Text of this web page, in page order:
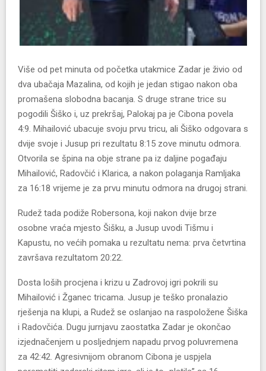
Više od pet minuta od početka utakmice Zadar je živio od
dva ubačaja Mazalina, od kojih je jedan stigao nakon oba
promašena slobodna bacanja. S druge strane trice su
pogodili Šiško i, uz prekršaj, Palokaj pa je Cibona povela
4:9. Mihailović ubacuje svoju prvu tricu, ali Šiško odgovara s
dvije svoje i Jusup pri rezultatu 8:15 zove minutu odmora.
Otvorila se špina na obje strane pa iz daljine pogađaju
Mihailović, Radovčić i Klarica, a nakon polaganja Ramljaka
za 16:18 vrijeme je za prvu minutu odmora na drugoj strani.
Rudež tada podiže Robersona, koji nakon dvije brze
osobne vraća mjesto Šišku, a Jusup uvodi Tišmu i
Kapustu, no većih pomaka u rezultatu nema: prva četvrtina
završava rezultatom 20:22.
Dosta loših procjena i krizu u Zadrovoj igri pokrili su
Mihailović i Žganec tricama. Jusup je teško pronalazio
rješenja na klupi, a Rudež se oslanjao na raspoložene Šiška
i Radovčića. Dugu jurnjavu zaostatka Zadar je okončao
izjednačenjem u posljednjem napadu prvog poluvremena
za 42:42. Agresivnijom obranom Cibona je uspjela